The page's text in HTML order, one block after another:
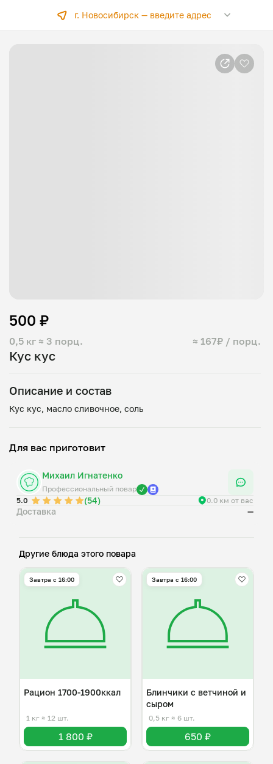
г. Новосибирск —введите адрес
Кус кус
0,5 кг ≈ 3 порц. ≈ 167₽ / порц.
500 ₽
Описание и состав
Для вас приготовит
Михаил Игнатенко
Профессиональный повар
5.0
(54) 0.0 км от вас
Доставка —
Другие блюда этого повара
Завтра c 16:00
Рацион 1700-1900ккал
1 кг ≈ 12 шт.
1 800 ₽
Завтра c 16:00
Блинчики с ветчиной и
сыром
0,5 кг ≈ 6 шт.
650 ₽